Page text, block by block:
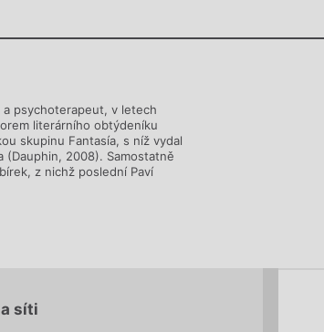
Chviličku.
psychoterapeut, v letech
literárního obtýdeníku
skupinu Fantasía, s níž vydal
(Dauphin, 2008). Samostatně
z nichž poslední Paví
síti